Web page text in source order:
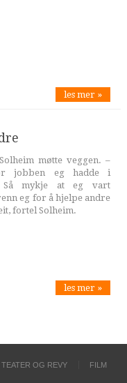
les mer »
møtte veggen. –
jobben eg hadde i
Så mykje at eg vart
eg for å hjelpe andre
fortel Solheim.
les mer »
TEATER OG REVY
FILM